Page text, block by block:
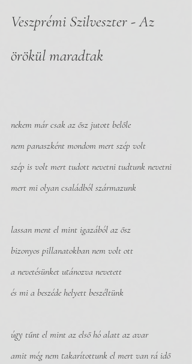
Veszprémi Szilveszter - Az
örökül maradtak
nekem már csak az ősz jutott belőle
nem panaszként mondom mert szép volt
szép is volt mert tudott nevetni tudtunk nevetni
mert mi olyan családból származunk
lassan ment el mint igazából az ősz
bizonyos pillanatokban nem volt ott
a nevetésünket utánozva nevetett
és mi a beszéde helyett beszéltünk
úgy tűnt el mint az első hó alatt az avar
amit még nem takarítottunk el mert van rá idő